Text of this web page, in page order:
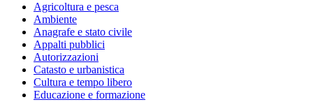
Agricoltura e pesca
Ambiente
Anagrafe e stato civile
Appalti pubblici
Autorizzazioni
Catasto e urbanistica
Cultura e tempo libero
Educazione e formazione